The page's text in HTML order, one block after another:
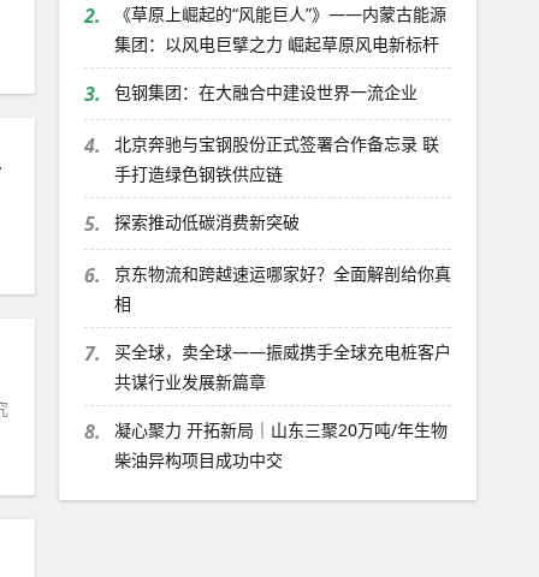
作奖
2.
《草原上崛起的“风能巨人”》——内蒙古能源
集团：以风电巨擘之力 崛起草原风电新标杆
3. 包钢集团：在大融合中建设世界一流企业
4.
北京奔驰与宝钢股份正式签署合作备忘录 联
手打造绿色钢铁供应链
5. 探索推动低碳消费新突破
6.
京东物流和跨越速运哪家好？全面解剖给你真
相
7.
买全球，卖全球——振威携手全球充电桩客户
共谋行业发展新篇章
8.
凝心聚力 开拓新局｜山东三聚20万吨/年生物
柴油异构项目成功中交